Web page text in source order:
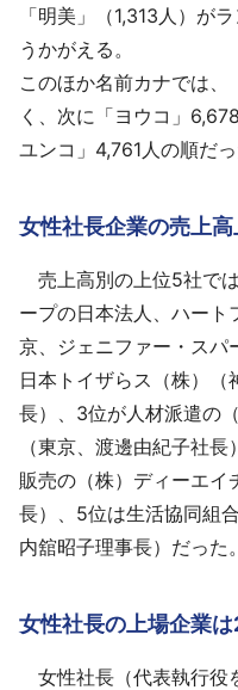
「明美」（1,313人）が
うかがえる。
このほか名前カナでは
く、次に「ヨウコ」
ユンコ」4,761人の順だっ
女性社長企業の売上
売上高別の上位5社で
ープの日本法人、ハート
京、ジェニファー・ス
日本トイザらス（株）
長）、3位が人材派遣の
（東京、渡邊由紀子社
販売の（株）ディーエイ
長）、5位は生活協同組
内舘昭子理事長）だった。
女性社長の上場企業
女性社長（代表執行役